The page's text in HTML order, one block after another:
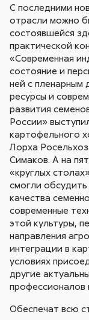
С последними
отрасли можно
состоявшейся
практической
«Современная
состояние и
ней с
ресурсы и
развития
России»
картофельного
Лорха
Симаков. А на
«круглых
смогли
качества
современные
этой культуры,
направления
интеграции в
условиях
другие
профессионалов
Обеспечат всю